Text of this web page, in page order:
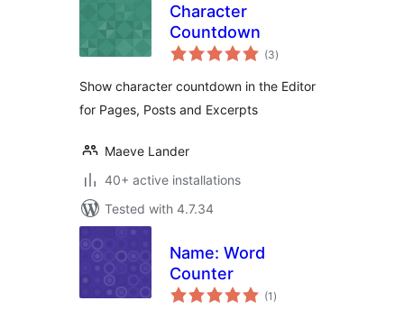
Character
Countdown
(3total
ratings
)
Show character countdown in the Editor
for Pages, Posts and Excerpts
Maeve Lander
40+ active installations
Tested with 4.7.34
Name: Word
Counter
(1 total
ratings
)